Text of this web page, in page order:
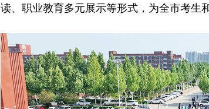
读、职业教育多元展示等形式，为全市考生